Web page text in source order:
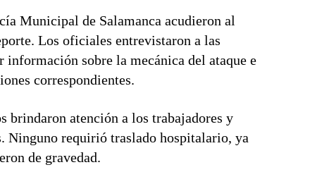
Municipal de Salamanca acudieron al
Los oficiales entrevistaron a las
información sobre la mecánica del ataque e
correspondientes.
brindaron atención a los trabajadores y
Ninguno requirió traslado hospitalario, ya
de gravedad.